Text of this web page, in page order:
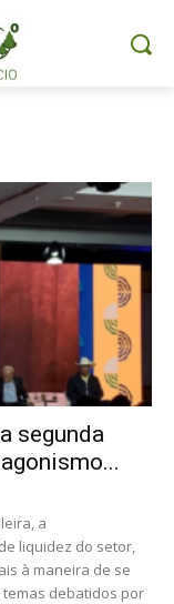
segunda
a
liquidez do setor,
à maneira de se
debatidos por